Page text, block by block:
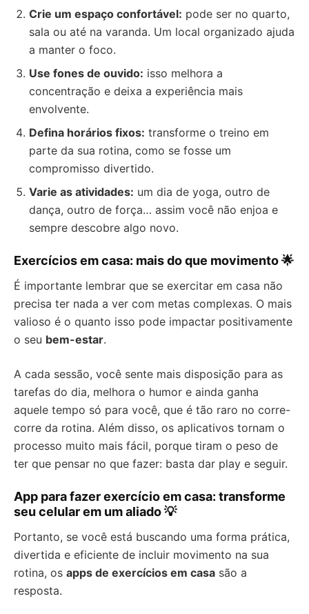
Crie um espaço confortável: pode ser no quarto,
sala ou até na varanda. Um local organizado ajuda
a manter o foco.
Use fones de ouvido: isso melhora a
concentração e deixa a experiência mais
envolvente.
Defina horários fixos: transforme o treino em
parte da sua rotina, como se fosse um
compromisso divertido.
Varie as atividades: um dia de yoga, outro de
dança, outro de força… assim você não enjoa e
sempre descobre algo novo.
Exercícios em casa: mais do que movimento 🌟
É importante lembrar que se exercitar em casa não
precisa ter nada a ver com metas complexas. O mais
valioso é o quanto isso pode impactar positivamente
o seu bem-estar.
A cada sessão, você sente mais disposição para as
tarefas do dia, melhora o humor e ainda ganha
aquele tempo só para você, que é tão raro no corre-
corre da rotina. Além disso, os aplicativos tornam o
processo muito mais fácil, porque tiram o peso de
ter que pensar no que fazer: basta dar play e seguir.
App para fazer exercício em casa: transforme
seu celular em um aliado 💡
Portanto, se você está buscando uma forma prática,
divertida e eficiente de incluir movimento na sua
rotina, os apps de exercícios em casa são a
resposta.